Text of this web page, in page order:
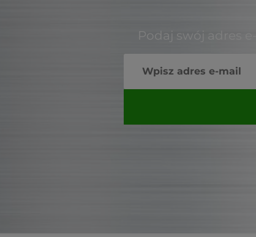
Podaj swój adres